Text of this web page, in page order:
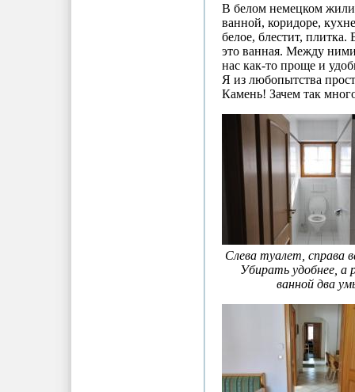
В белом немецком
ванной, коридоре,
белое, блестит, плитка.
это ванная. Между
нас как-то проще и
Я из любопытства
Камень! Зачем так
Слева туалет, справа
Убирать удобнее,
ванной два